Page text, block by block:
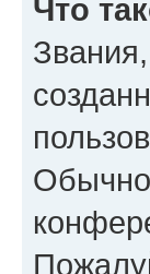
Что